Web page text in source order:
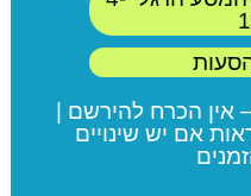
אין הכרח להירשם |
אם יש שינויים